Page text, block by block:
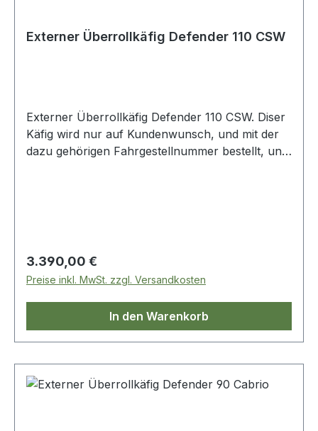
Externer Überrollkäfig Defender 110 CSW
Externer Überrollkäfig Defender 110 CSW. Diser
Käfig wird nur auf Kundenwunsch, und mit der
dazu gehörigen Fahrgestellnummer bestellt, und
Regulärer Preis:
3.390,00 €
Preise inkl. MwSt. zzgl. Versandkosten
In den Warenkorb